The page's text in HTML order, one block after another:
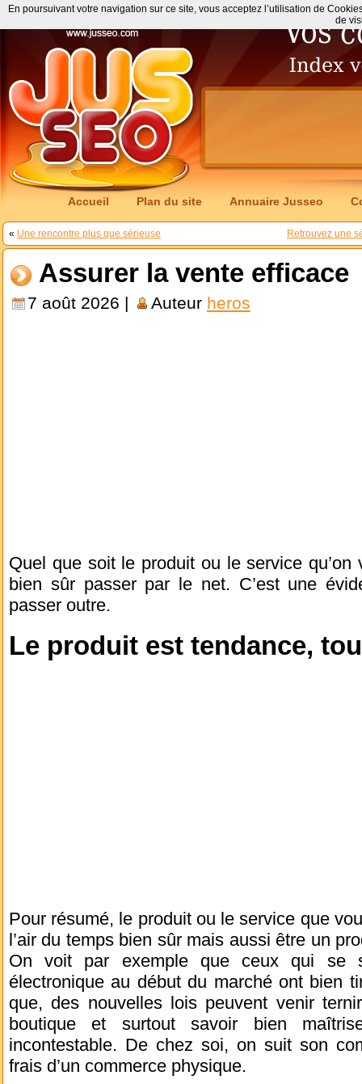
Accueil Plan du site Annuaire Jusseo
« Une rencontre plus que sérieuse Retrouvez une
Assurer la vente efficace
7 août 2026 | Auteur heros
Quel que soit le produit ou le service qu’on
bien sûr passer par le net. C’est une
passer outre.
Le produit est tendance,
Pour résumé, le produit ou le service que
l’air du temps bien sûr mais aussi être un
On voit par exemple que ceux qui se
électronique au début du marché ont bien
que, des nouvelles lois peuvent venir
boutique et surtout savoir bien
incontestable. De chez soi, on suit son
frais d’un commerce physique.
En poursuivant votre navigation sur ce site, vous acceptez l’utilisation de
de